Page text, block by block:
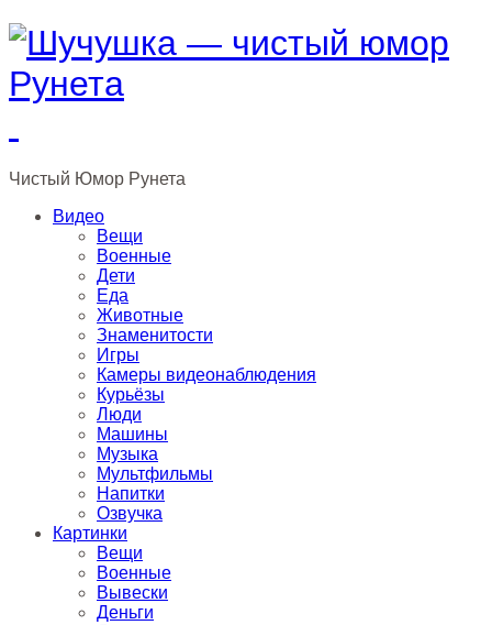
Чистый Юмор Рунета
Видео
Вещи
Военные
Дети
Еда
Животные
Знаменитости
Игры
Камеры видеонаблюдения
Курьёзы
Люди
Машины
Музыка
Мультфильмы
Напитки
Озвучка
Картинки
Вещи
Военные
Вывески
Деньги